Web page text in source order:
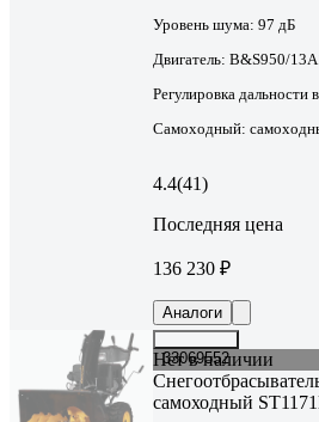
Уровень шума: 97 дБ
Двигатель: B&S950/
Регулировка дальности
Самоходный:
4.4(41)
Последняя цена
136 230 ₽
Аналоги
33069552
Нет в наличии
самоходный